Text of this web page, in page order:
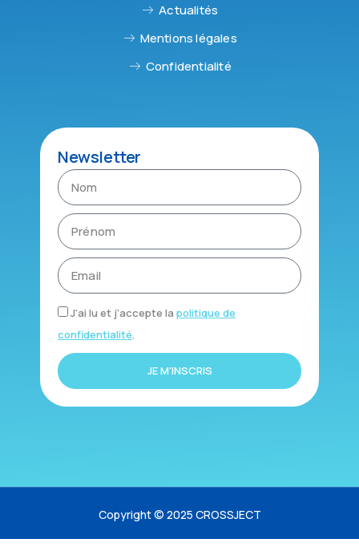
Actualités
Mentions légales
Confidentialité
Newsletter
J'ai lu et j'accepte lapolitique de
confidentialité.
JE M'INSCRIS
Copyright © 2025 CROSSJECT